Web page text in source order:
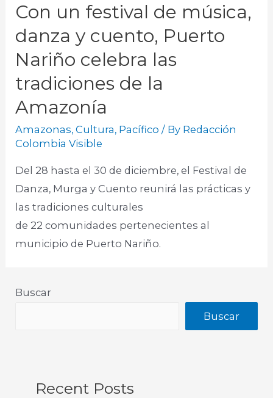
Con un festival de música,
danza y cuento, Puerto
Nariño celebra las
tradiciones de la
Amazonía
Amazonas,Cultura, Pacífico / By Redacción
Colombia Visible
Del 28 hasta el 30 de diciembre, el Festival de
Danza, Murga y Cuento reunirá las prácticas y
las tradiciones culturales
de 22 comunidades pertenecientes al
municipio de Puerto Nariño.
Buscar
Buscar
Recent Posts